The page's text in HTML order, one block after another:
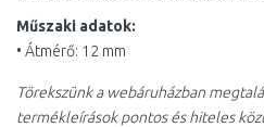
Műszaki adatok:
• Átmérő: 12 mm
Törekszünk a webáruházban
termékleírások pontos és hiteles